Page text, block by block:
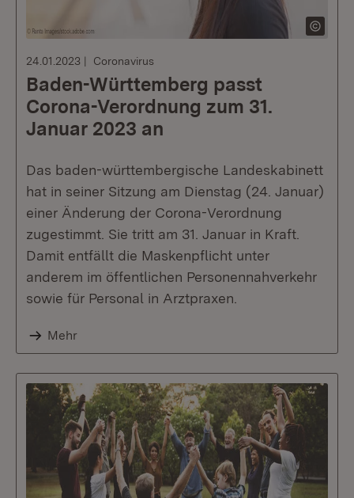
24.01.2023 Coronavirus
Baden-Württemberg passt
Corona-Verordnung zum 31.
Januar 2023 an
Das baden-württembergische Landeskabinett
hat in seiner Sitzung am Dienstag (24. Januar)
einer Änderung der Corona-Verordnung
zugestimmt. Sie tritt am 31. Januar in Kraft.
Damit entfällt die Maskenpflicht unter
anderem im öffentlichen Personennahverkehr
sowie für Personal in Arztpraxen.
Mehr